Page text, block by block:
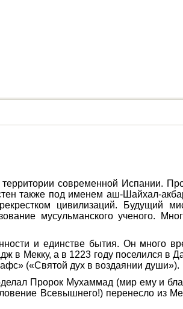
современной Испании.
также под именем аш-Шайхал-
цивилизаций. Будущий
мусульманского ученого.
и единстве бытия. Он много
Мекку, а в 1223 году поселился в
(«Святой дух в воздаянии души»).
Пророк Мухаммад (мир ему и
Всевышнего!) перенесло из